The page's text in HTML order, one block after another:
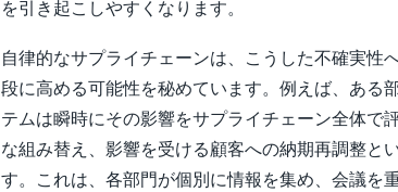
を引き起こしやすくなります。
自律的なサプライチェーンは、こうした不確実性
段に高める可能性を秘めています。例えば、ある
テムは瞬時にその影響をサプライチェーン全体で
な組み替え、影響を受ける顧客への納期再調整と
す。これは、各部門が個別に情報を集め、会議を